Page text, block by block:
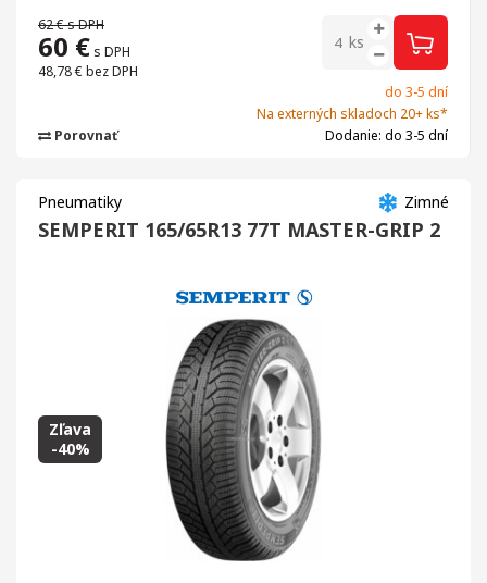
62 €s DPH
60 € s DPH
48,78 € bez DPH
ks
do 3-5 dní
Na externých skladoch 20+ ks*
Dodanie: do 3-5 dní
Porovnať
Zimné
Pneumatiky
SEMPERIT 165/65R13 77T MASTER-GRIP 2
Zľava
-40%